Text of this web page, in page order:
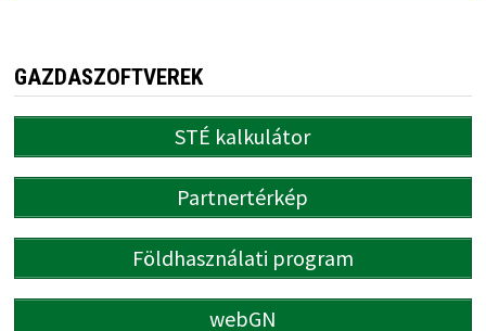
GAZDASZOFTVEREK
STÉ kalkulátor
Partnertérkép
Földhasználati program
webGN